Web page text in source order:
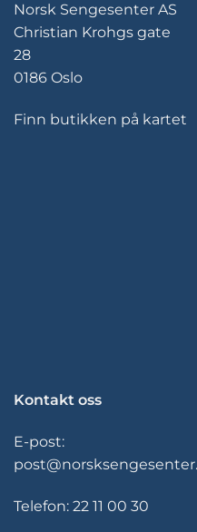
Norsk Sengesenter AS
Christian Krohgs gate
28
0186 Oslo
Finn butikken på kartet
Kontakt oss
E-post:
Telefon: 22 11 00 30